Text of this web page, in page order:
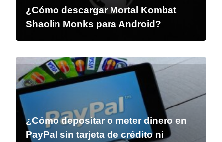
¿Cómo descargar Mortal Kombat
Shaolin Monks para Android?
¿Cómo depositar o meter dinero en
PayPal sin tarjeta de crédito ni